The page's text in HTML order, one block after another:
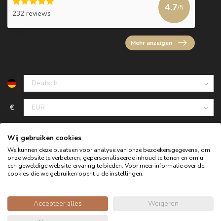
232 reviews
4.7/5
Mehr anzeigen
€
Wij gebruiken cookies
We kunnen deze plaatsen voor analyse van onze bezoekersgegevens, om
onze website te verbeteren, gepersonaliseerde inhoud te tonen en om u
een geweldige website-ervaring te bieden. Voor meer informatie over de
cookies die we gebruiken opent u de instellingen.
Accepteer alles
Weigeren